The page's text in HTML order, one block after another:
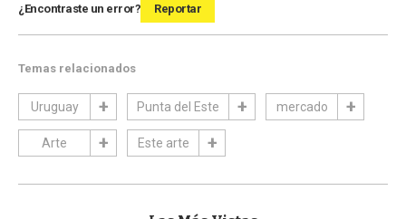
¿Encontraste un error? Reportar
Temas relacionados
Uruguay Punta del Este mercado
Arte Este arte